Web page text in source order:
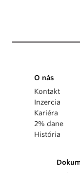
O nás
Kontakt
Inzercia
Kariéra
2% dane
História